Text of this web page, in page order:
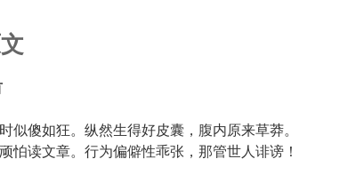
似傻如狂。纵然生得好皮囊，腹内原来草莽。
怕读文章。行为偏僻性乖张，那管世人诽谤！